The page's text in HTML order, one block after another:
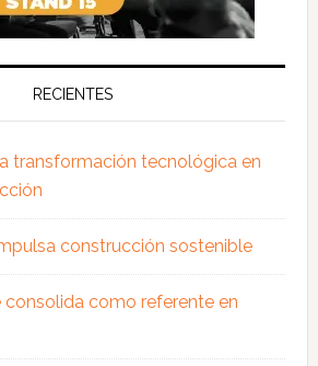
RECIENTES
transformación tecnológica en
construcción sostenible
consolida como referente en